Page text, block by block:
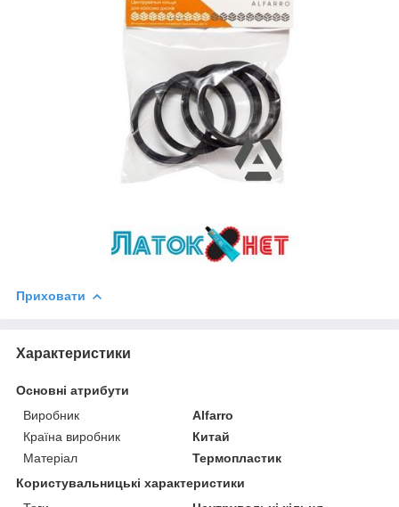
Приховати
Характеристики
Основні атрибути
Виробник
Alfarro
Країна виробник
Китай
Матеріал
Термопластик
Користувальницькі характеристики